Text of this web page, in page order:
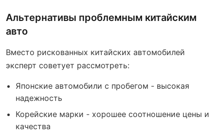
Альтернативы проблемным китайским
авто
Вместо рискованных китайских автомобилей
эксперт советует рассмотреть:
Японские автомобили с пробегом - высокая
надежность
Корейские марки - хорошее соотношение цены и
качества